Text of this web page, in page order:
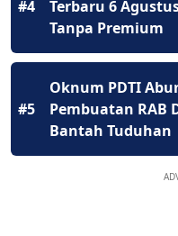
#4
Terbaru 6
Tanpa Premium
#5
Oknum PDTI
Pembuatan RAB
Bantah Tuduhan